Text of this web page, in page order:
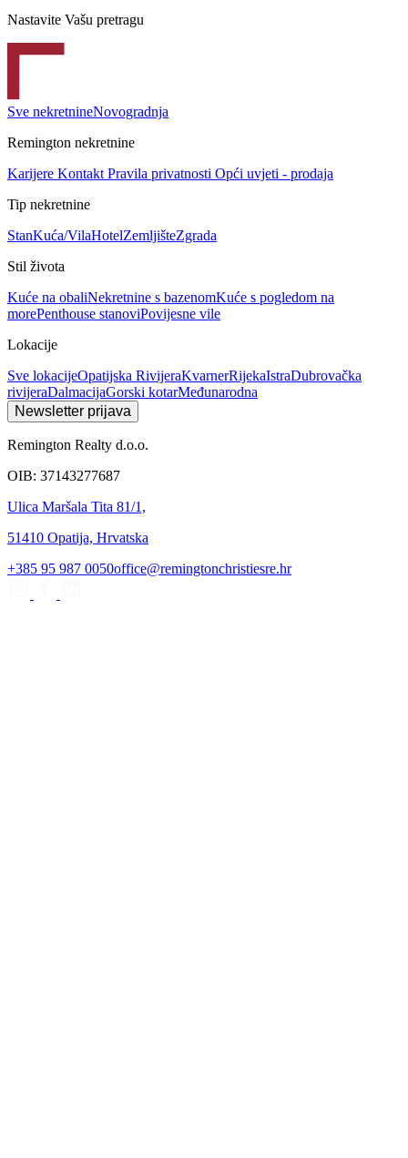
Nastavite Vašu pretragu
Sve nekretnineNovogradnja
Remington nekretnine
Karijere Kontakt Pravila privatnosti Opći uvjeti - prodaja
Tip nekretnine
StanKuća/VilaHotelZemljišteZgrada
Stil života
Kuće na obaliNekretnine s bazenomKuće s pogledom na
morePenthouse stanoviPovijesne vile
Lokacije
Sve lokacijeOpatijska RivijeraKvarnerRijekaIstraDubrovačka
rivijeraDalmacijaGorski kotarMeđunarodna
Newsletter prijava
Remington Realty d.o.o.
OIB: 37143277687
Ulica Maršala Tita 81/1,
51410 Opatija, Hrvatska
+385 95 987 0050office@remingtonchristiesre.hr